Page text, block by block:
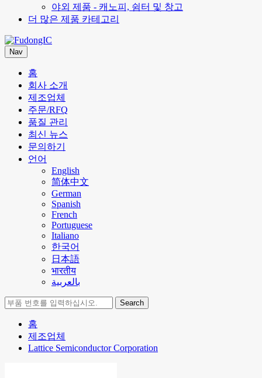
야외 제품 - 캐노피, 쉼터 및 창고
더 많은 제품 카테고리
Nav
홈
회사 소개
제조업체
주문/RFQ
품질 관리
최신 뉴스
문의하기
언어
English
简体中文
German
Spanish
French
Portuguese
Italiano
한국어
日本語
भारतीय
بالعربية
Search
홈
제조업체
Lattice Semiconductor Corporation